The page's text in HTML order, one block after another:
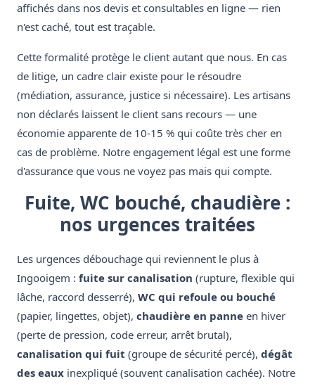
affichés dans nos devis et consultables en ligne — rien
n'est caché, tout est traçable.
Cette formalité protège le client autant que nous. En cas
de litige, un cadre clair existe pour le résoudre
(médiation, assurance, justice si nécessaire). Les artisans
non déclarés laissent le client sans recours — une
économie apparente de 10-15 % qui coûte très cher en
cas de problème. Notre engagement légal est une forme
d'assurance que vous ne voyez pas mais qui compte.
Fuite, WC bouché, chaudière :
nos urgences traitées
Les urgences débouchage qui reviennent le plus à
Ingooigem : fuite sur canalisation (rupture, flexible qui
lâche, raccord desserré), WC qui refoule ou bouché
(papier, lingettes, objet), chaudière en panne en hiver
(perte de pression, code erreur, arrêt brutal),
canalisation qui fuit (groupe de sécurité percé), dégât
des eaux inexpliqué (souvent canalisation cachée). Notre